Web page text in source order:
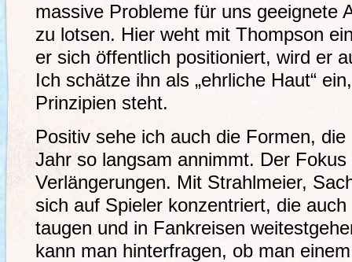
massive Probleme für uns geeignete
zu lotsen. Hier weht mit Thompson
er sich öffentlich positioniert, wird er
Ich schätze ihn als „ehrliche Haut“
Prinzipien steht.
Positiv sehe ich auch die Formen,
Jahr so langsam annimmt. Der
Verlängerungen. Mit Strahlmeier,
sich auf Spieler konzentriert, die
taugen und in Fankreisen
kann man hinterfragen, ob man